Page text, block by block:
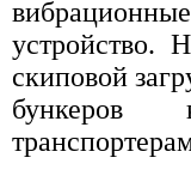
устройство.
скиповой
бункеров